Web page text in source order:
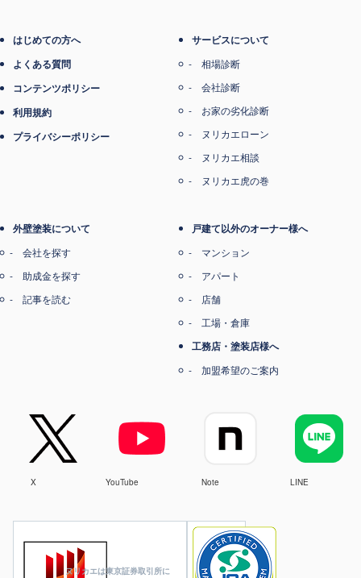
ヌリカエは東京証券取引所に
はじめての方へ
よくある質問
コンテンツポリシー
利用規約
プライバシーポリシー
サービスについて
相場診断
会社診断
お家の劣化診断
ヌリカエローン
ヌリカエ相談
ヌリカエ虎の巻
外壁塗装について
会社を探す
助成金を探す
記事を読む
戸建て以外のオーナー様へ
マンション
アパート
店舗
工場・倉庫
工務店・塗装店様へ
加盟希望のご案内
X YouTube Note LINE